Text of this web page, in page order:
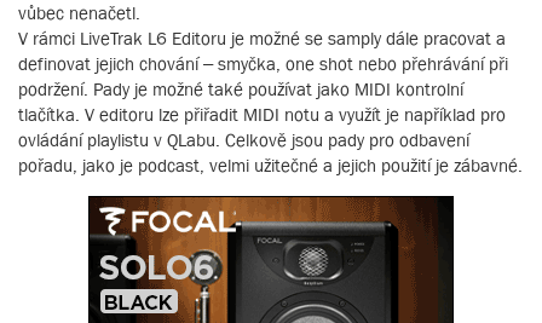
vůbec nenačetl.
V rámci LiveTrak L6 Editoru je možné se samply dále pracovat a
definovat jejich chování – smyčka, one shot nebo přehrávání při
podržení. Pady je možné také používat jako MIDI kontrolní
tlačítka. V editoru lze přiřadit MIDI notu a využít je například pro
ovládání playlistu v QLabu. Celkově jsou pady pro odbavení
pořadu, jako je podcast, velmi užitečné a jejich použití je zábavné.